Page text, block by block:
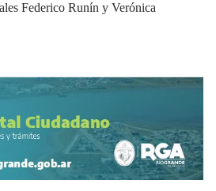
Federico Runín y Verónica